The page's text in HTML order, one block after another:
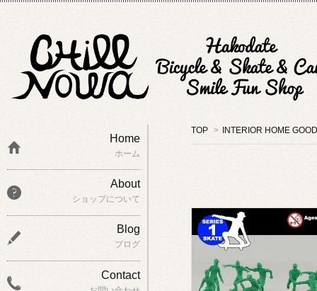
TOP > INTERIOR
Home
ホーム
About
ショップについて
Blog
ブログ
Contact